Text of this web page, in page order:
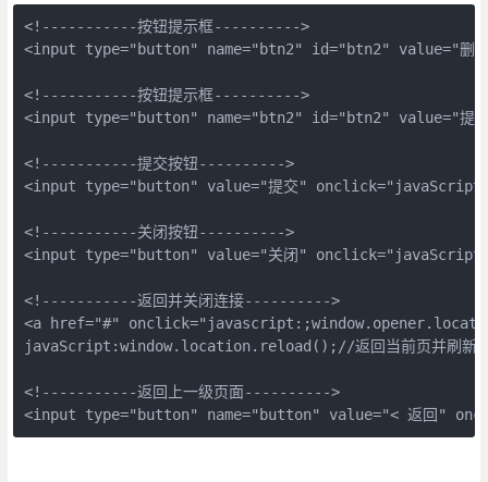
<!-----------按钮提示框---------->
<input type="button" name="btn2" id="btn2" value="
<!-----------按钮提示框---------->
<input type="button" name="btn2" id="btn2" value="
<!-----------提交按钮---------->
<input type="button" value="提交"
<!-----------关闭按钮---------->
<input type="button" value="关闭"
<!-----------返回并关闭连接---------->
<a href="#"
javaScript:window.location.reload();//返回当前页并刷新
<!-----------返回上一级页面---------->
<input type="button" name="button" value="< 返回"